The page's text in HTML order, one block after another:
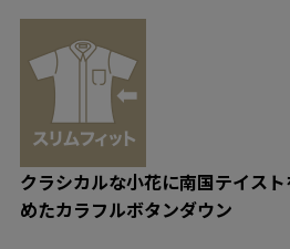
クラシカルな小花に南国テイス
めたカラフルボタンダウン